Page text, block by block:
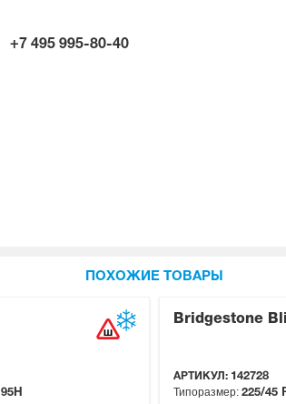
+7 495 995-80-40
ПОХОЖИЕ ТОВАРЫ
95H
Bridgestone
АРТИКУЛ: 142728
Типоразмер: 225/45